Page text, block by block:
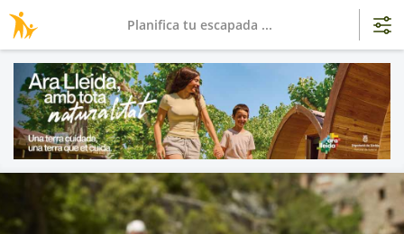
Planifica tu escapada ...